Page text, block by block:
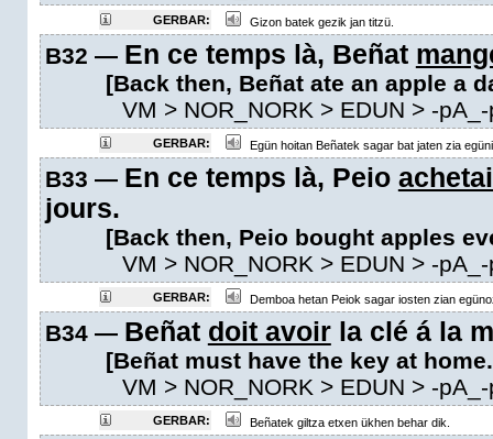
GERBAR: Gizon batek gezik jan titzü.
B32 — En ce temps là, Beñat
[Back then, Beñat ate an apple a
VM > NOR_NORK > EDUN > -
GERBAR: Egün hoitan Beñatek sagar bat jaten zia
B33 — En ce temps là, Peio
jours.
[Back then, Peio bought apples
VM > NOR_NORK > EDUN > -
GERBAR: Demboa hetan Peiok sagar iosten zian
B34 — Beñat doit avoirla clé á la
[Beñat must have the key at
VM > NOR_NORK > EDUN > -
GERBAR: Beñatek giltza etxen ükhen behar dik.